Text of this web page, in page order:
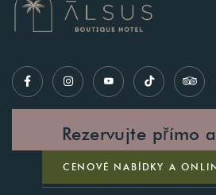
Rezervujte přímo
CENOVÉ NABÍDKY A